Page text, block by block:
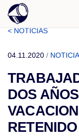
< NOTICIAS
04.11.2020 /
DOS